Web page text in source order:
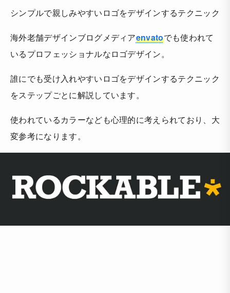
シンプルで親しみやすいロゴをデザインするテクニック
海外老舗デザインブログメディアenvatoでも使われて
いるプロフェッショナルなロゴデザイン。
誰にでも受け入れやすいロゴをデザインするテクニック
をステップごとに解説しています。
使われているカラーなども心理的に考えられており、大
変参考になります。